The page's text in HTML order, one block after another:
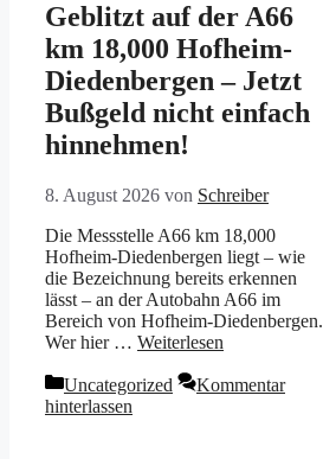
Geblitzt auf der A66
km 18,000 Hofheim-
Diedenbergen – Jetzt
Bußgeld nicht einfach
hinnehmen!
8. August 2026 von Schreiber
Die Messstelle A66 km 18,000
Hofheim-Diedenbergen liegt – wie
die Bezeichnung bereits erkennen
lässt – an der Autobahn A66 im
Bereich von Hofheim-Diedenbergen.
Wer hier … Weiterlesen
Kategorien
Uncategorized
Kommentar
hinterlassen